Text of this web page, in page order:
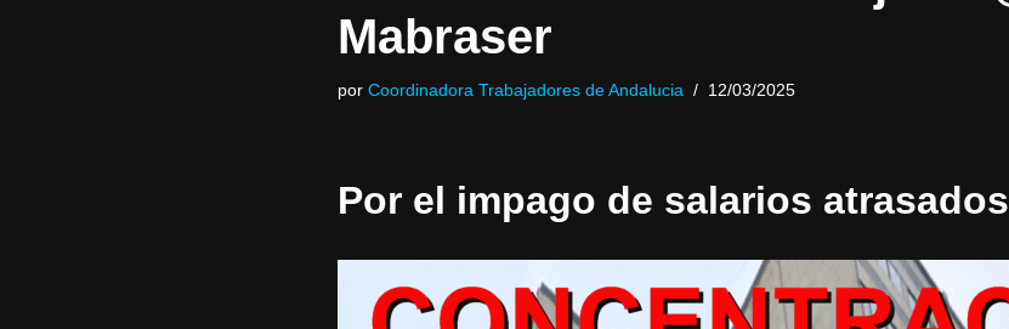
Mabraser
por Coordinadora Trabajadores de Andalucia 12/03/2025
Por el impago de salarios atrasados